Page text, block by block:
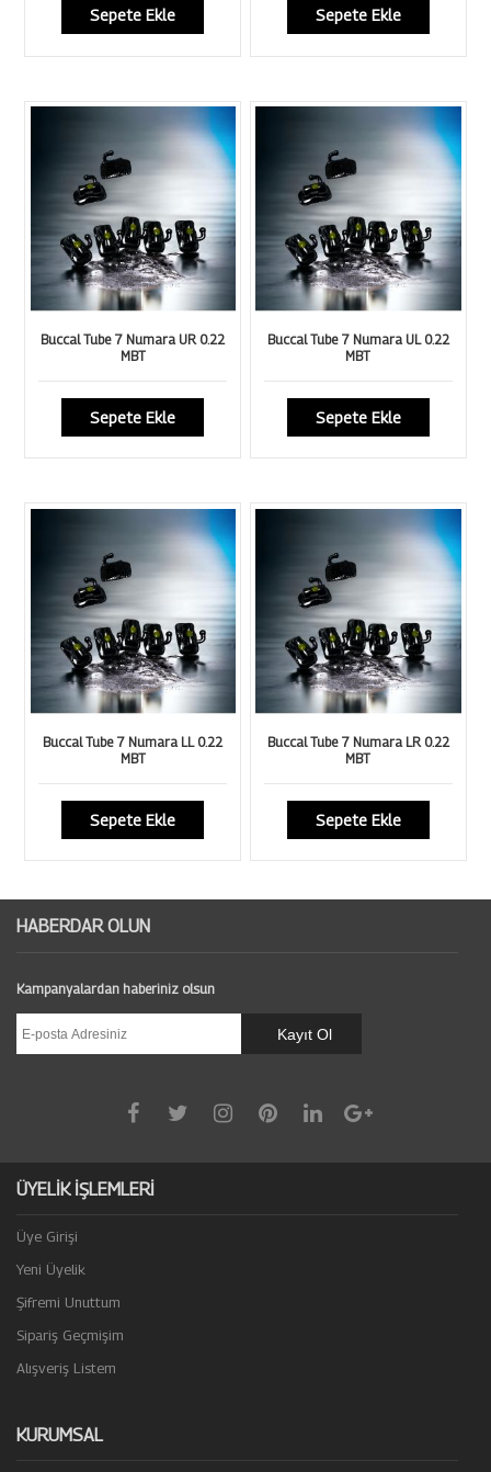
Sepete Ekle Sepete Ekle
Buccal Tube 7 Numara UR 0.22
MBT
Sepete Ekle
Buccal Tube 7 Numara UL 0.22
MBT
Sepete Ekle
Buccal Tube 7 Numara LL 0.22
MBT
Sepete Ekle
Buccal Tube 7 Numara LR 0.22
MBT
Sepete Ekle
HABERDAR OLUN
Kampanyalardan haberiniz olsun
ÜYELİK İŞLEMLERİ
Üye Girişi
Yeni Üyelik
Şifremi Unuttum
Sipariş Geçmişim
Alışveriş Listem
KURUMSAL